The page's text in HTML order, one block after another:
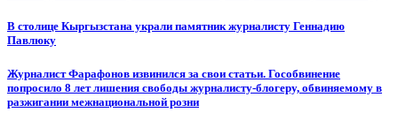
В столице Кыргызстана украли памятник журналисту Геннадию
Павлюку
Журналист Фарафонов извинился за свои статьи. Гособвинение
попросило 8 лет лишения свободы журналисту-блогеру, обвиняемому в
разжигании межнациональной розни